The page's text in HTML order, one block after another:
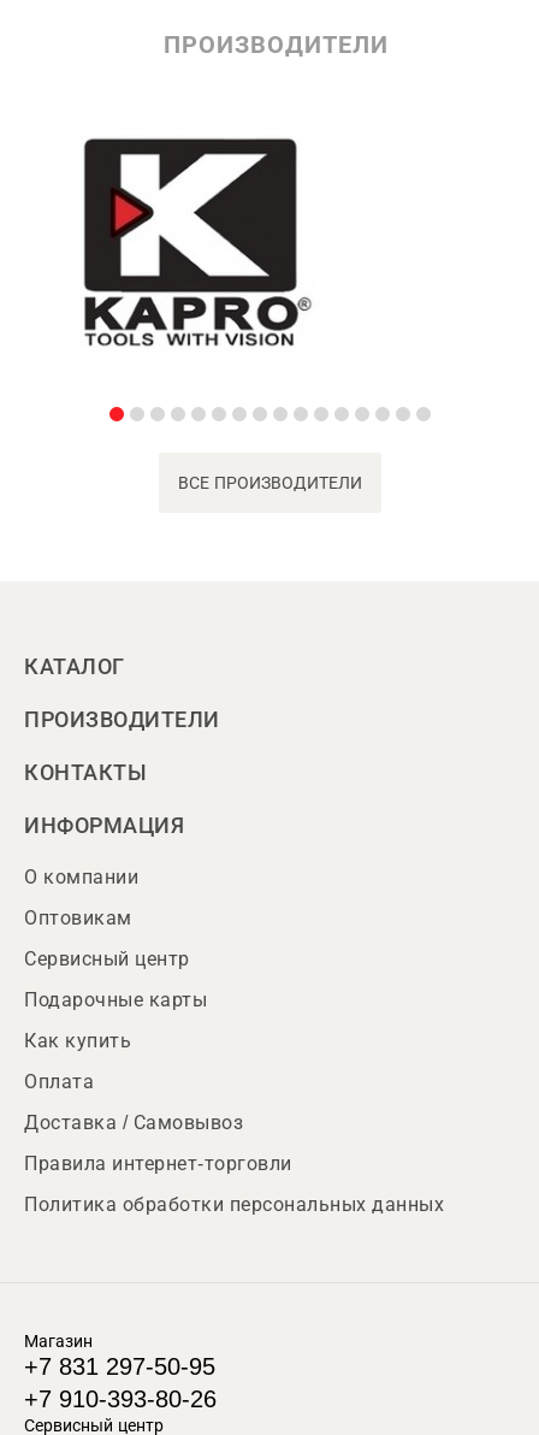
ПРОИЗВОДИТЕЛИ
ВСЕ ПРОИЗВОДИТЕЛИ
КАТАЛОГ
ПРОИЗВОДИТЕЛИ
КОНТАКТЫ
ИНФОРМАЦИЯ
О компании
Оптовикам
Сервисный центр
Подарочные карты
Как купить
Оплата
Доставка / Самовывоз
Правила интернет-торговли
Политика обработки персональных данных
Магазин
+7 831 297-50-95
+7 910-393-80-26
Сервисный центр